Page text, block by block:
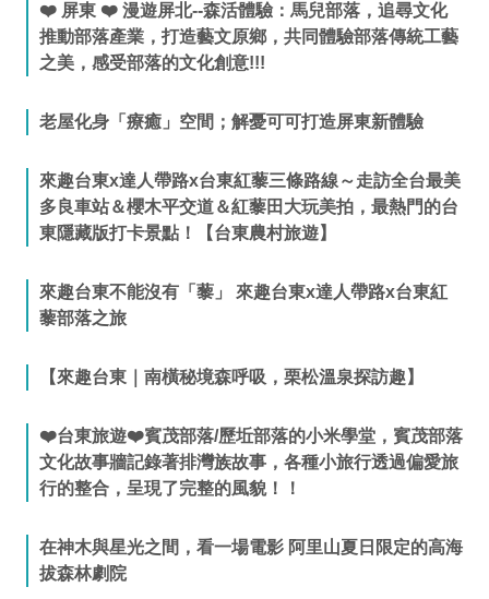
❤️ 屏東 ❤️ 漫遊屏北--森活體驗：馬兒部落，追尋文化
推動部落產業，打造藝文原鄉，共同體驗部落傳統工藝
之美，感受部落的文化創意!!!
老屋化身「療癒」空間；解憂可可打造屏東新體驗
來趣台東x達人帶路x台東紅藜三條路線～走訪全台最美
多良車站＆櫻木平交道＆紅藜田大玩美拍，最熱門的台
東隱藏版打卡景點！【台東農村旅遊】
來趣台東不能沒有「藜」 來趣台東x達人帶路x台東紅
藜部落之旅
【來趣台東｜南橫秘境森呼吸，栗松溫泉探訪趣】
❤️台東旅遊❤️賓茂部落/歷坵部落的小米學堂，賓茂部落
文化故事牆記錄著排灣族故事，各種小旅行透過偏愛旅
行的整合，呈現了完整的風貌！！
在神木與星光之間，看一場電影 阿里山夏日限定的高海
拔森林劇院